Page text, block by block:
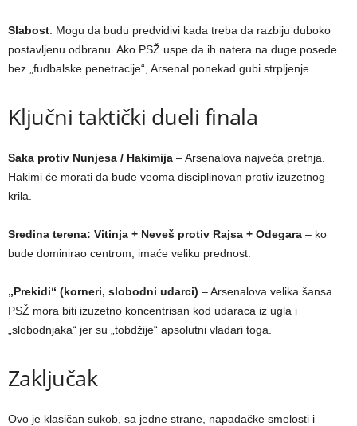
Slabost: Mogu da budu predvidivi kada treba da razbiju duboko
postavljenu odbranu. Ako PSŽ uspe da ih natera na duge posede
bez „fudbalske penetracije“, Arsenal ponekad gubi strpljenje.
Ključni taktički dueli finala
Saka protiv Nunjesa / Hakimija – Arsenalova najveća pretnja.
Hakimi će morati da bude veoma disciplinovan protiv izuzetnog
krila.
Sredina terena: Vitinja + Neveš protiv Rajsa + Odegara – ko
bude dominirao centrom, imaće veliku prednost.
„Prekidi“ (korneri, slobodni udarci) – Arsenalova velika šansa.
PSŽ mora biti izuzetno koncentrisan kod udaraca iz ugla i
„slobodnjaka“ jer su „tobdžije“ apsolutni vladari toga.
Zaključak
Ovo je klasičan sukob, sa jedne strane, napadačke smelosti i